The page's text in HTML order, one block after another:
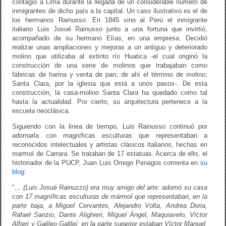
contagió a Lima durante la llegada de un considerable número de
inmigrantes de dicho país a la capital. Un caso ilustrativo es el de
los hermanos Rainusso. En 1845 vino al Perú el inmigrante
italiano Luis Josué Rainusso junto a una fortuna que invirtió,
acompañado de su hermano Elías, en una empresa. Decidió
realizar unas ampliaciones y mejoras a un antiguo y deteriorado
molino que utilizaba al extinto río Huatica -el cual originó la
construcción de una serie de molinos que trabajaban como
fábricas de harina y venta de pan; de ahí el término de molino;
Santa Clara, por la iglesia que está a unos pasos-. De esta
construcción, la casa-molino Santa Clara ha quedado como tal
hasta la actualidad. Por cierto, su arquitectura pertenece a la
escuela neoclásica.
Siguiendo con la linea de tiempo, Luis Rainusso continuó por
adornarla con magníficas esculturas que representaban a
reconocidos intelectuales y artistas clásicos italianos, hechas en
marmol de Carrara. Se trataban de 17 estatuas. Acerca de ello, el
historiador de la PUCP, Juan Luis Orrego Penagos comenta en su
blog:
“… (Luis Josué Rainuzzo) era muy amigo del arte: adornó su casa
con 17 magníficas esculturas de mármol que representaban, en la
parte baja, a Miguel Cervantes, Alejandro Volta, Andrea Doria,
Rafael Sanzio, Dante Alighieri, Miguel Ángel, Maquiavelo, Víctor
Alfieri y Galileo Galilei; en la parte superior estaban Víctor Manuel,